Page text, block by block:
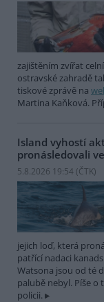
zajištěním zvířat
ostravské zahradě
tiskové zprávě na
Martina Kaňková.
Island vyhostí
pronásledovali
5.8.2026 19:54 (ČTK)
jejich loď, která
patřící nadaci
Watsona jsou od té
palubě nebyl. Píše o
policii.